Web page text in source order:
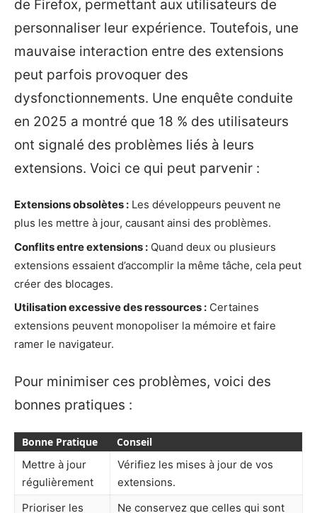
de Firefox, permettant aux utilisateurs de
personnaliser leur expérience. Toutefois, une
mauvaise interaction entre des extensions
peut parfois provoquer des
dysfonctionnements. Une enquête conduite
en 2025 a montré que 18 % des utilisateurs
ont signalé des problèmes liés à leurs
extensions. Voici ce qui peut parvenir :
Extensions obsolètes : Les développeurs peuvent ne
plus les mettre à jour, causant ainsi des problèmes.
Conflits entre extensions : Quand deux ou plusieurs
extensions essaient d’accomplir la même tâche, cela peut
créer des blocages.
Utilisation excessive des ressources : Certaines
extensions peuvent monopoliser la mémoire et faire
ramer le navigateur.
Pour minimiser ces problèmes, voici des
bonnes pratiques :
Bonne Pratique
Conseil
Mettre à jour
régulièrement
Vérifiez les mises à jour de vos
extensions.
Prioriser les
Ne conservez que celles qui sont